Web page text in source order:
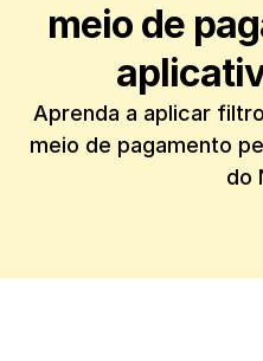
meio de
Aprenda a aplicar
meio de pagamento
do